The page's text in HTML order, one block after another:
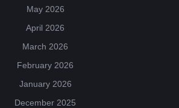
May 2026
April 2026
March 2026
February 2026
January 2026
December 2025